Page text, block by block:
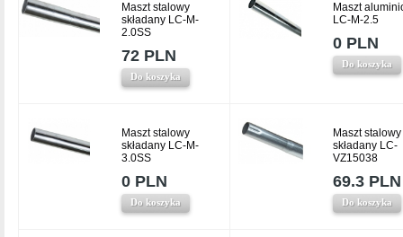
Maszt stalowy
składany LC-M-
2.0SS
72 PLN
Do koszyka
Maszt
LC-M-2.5
0 PLN
Do koszyka
Maszt stalowy
składany LC-M-
3.0SS
0 PLN
Do koszyka
Maszt stalowy
składany LC-
VZ15038
69.3 PLN
Do koszyka